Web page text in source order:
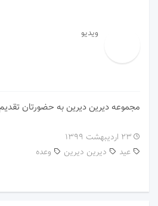
ویدیو
مجموعه دیرین دیرین به حضورتان
۲۳ اردیبهشت ۱۳۹۹
دیرین دیرین
عید وعده